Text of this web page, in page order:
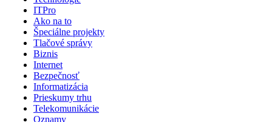
ITPro
Ako na to
Špeciálne projekty
Tlačové správy
Biznis
Internet
Bezpečnosť
Informatizácia
Prieskumy trhu
Telekomunikácie
Oznamy